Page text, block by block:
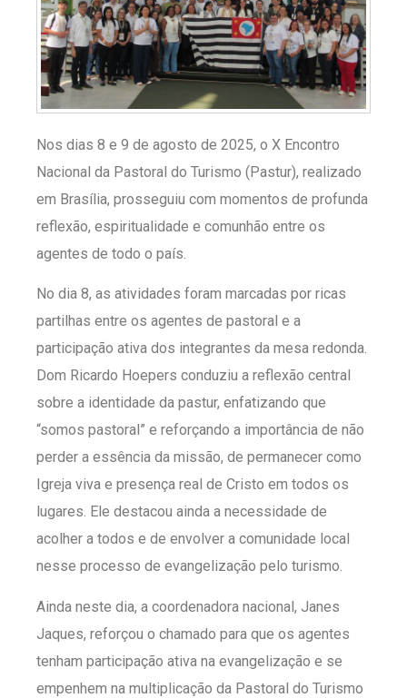
Nos dias 8 e 9 de agosto de 2025, o X Encontro
Nacional da Pastoral do Turismo (Pastur), realizado
em Brasília, prosseguiu com momentos de profunda
reflexão, espiritualidade e comunhão entre os
agentes de todo o país.
No dia 8, as atividades foram marcadas por ricas
partilhas entre os agentes de pastoral e a
participação ativa dos integrantes da mesa redonda.
Dom Ricardo Hoepers conduziu a reflexão central
sobre a identidade da pastur, enfatizando que
“somos pastoral” e reforçando a importância de não
perder a essência da missão, de permanecer como
Igreja viva e presença real de Cristo em todos os
lugares. Ele destacou ainda a necessidade de
acolher a todos e de envolver a comunidade local
nesse processo de evangelização pelo turismo.
Ainda neste dia, a coordenadora nacional, Janes
Jaques, reforçou o chamado para que os agentes
tenham participação ativa na evangelização e se
empenhem na multiplicação da Pastoral do Turismo